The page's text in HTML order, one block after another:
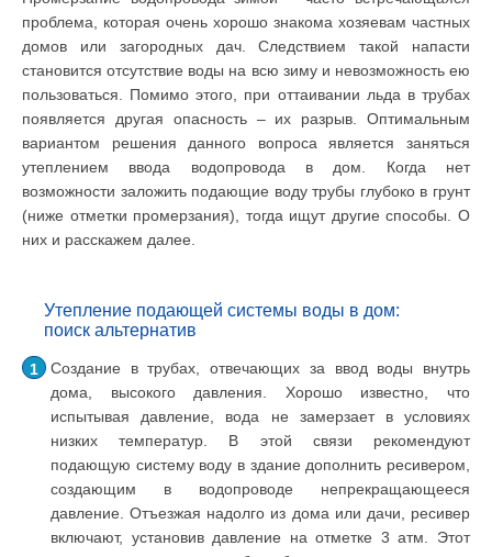
проблема, которая очень хорошо знакома хозяевам частных
домов или загородных дач. Следствием такой напасти
становится отсутствие воды на всю зиму и невозможность ею
пользоваться. Помимо этого, при оттаивании льда в трубах
появляется другая опасность – их разрыв. Оптимальным
вариантом решения данного вопроса является заняться
утеплением ввода водопровода в дом. Когда нет
возможности заложить подающие воду трубы глубоко в грунт
(ниже отметки промерзания), тогда ищут другие способы. О
них и расскажем далее.
Утепление подающей системы воды в дом:
поиск альтернатив
Создание в трубах, отвечающих за ввод воды внутрь
дома, высокого давления. Хорошо известно, что
испытывая давление, вода не замерзает в условиях
низких температур. В этой связи рекомендуют
подающую систему воду в здание дополнить ресивером,
создающим в водопроводе непрекращающееся
давление. Отъезжая надолго из дома или дачи, ресивер
включают, установив давление на отметке 3 атм. Этот